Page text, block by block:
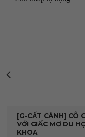
[G-CẤT CÁNH] CÔ
VỚI GIẤC MƠ DU
KHOA